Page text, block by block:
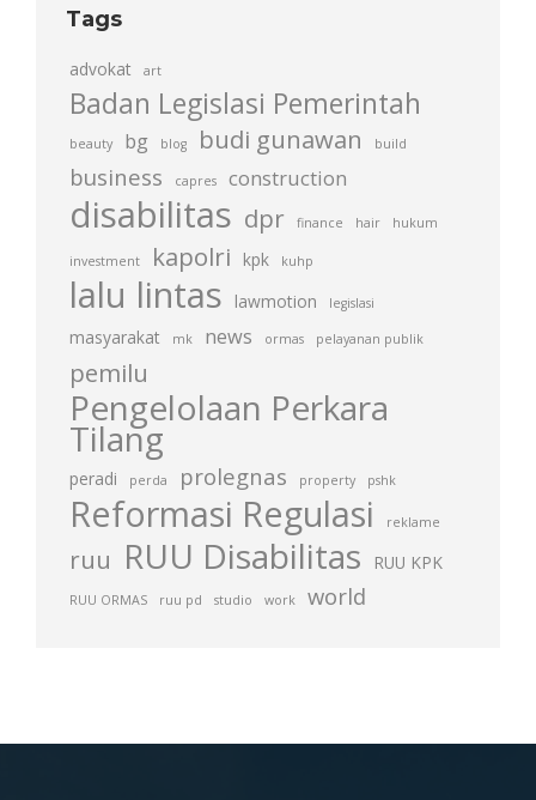
Tags
advokat art
Badan Legislasi Pemerintah
beauty bg blog budi gunawan build
business capres construction
disabilitas dpr finance hair hukum
investment kapolri kpk kuhp
lalu lintas lawmotion legislasi
masyarakat mk news ormas pelayanan publik
pemilu
Pengelolaan Perkara
Tilang
peradi perda prolegnas property pshk
Reformasi Regulasi reklame
ruu RUU Disabilitas RUU KPK
RUU ORMAS ruu pd studio work world